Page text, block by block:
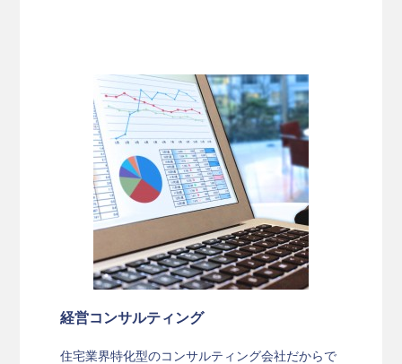
経営コンサルティング
住宅業界特化型のコンサルティング会社だからで